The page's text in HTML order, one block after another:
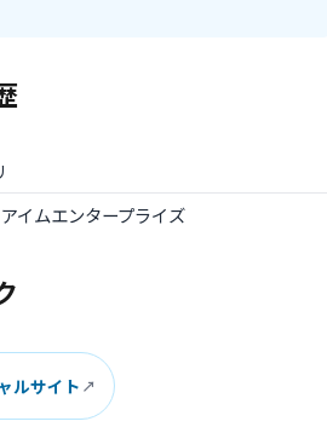
イムエンタープライズ
ルサイト